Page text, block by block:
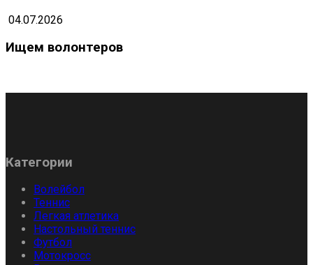
04.07.2026
Ищем волонтеров
Категории
Волейбол
Теннис
Легкая атлетика
Настольный теннис
Футбол
Мотокросс